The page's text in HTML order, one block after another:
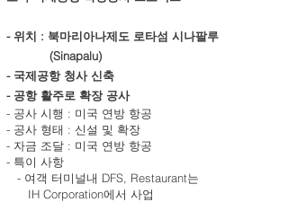
- 위치 : 북마리아나제도 로타섬 시나팔루
(Sinapalu)
- 국제공항 청사 신축
- 공항 활주로 확장 공사
- 공사 시행 : 미국 연방 항공
- 공사 형태 : 신설 및 확장
- 자금 조달 : 미국 연방 항공
- 특이 사항
- 여객 터미널내 DFS, Restaurant는
IH Corporation에서 사업